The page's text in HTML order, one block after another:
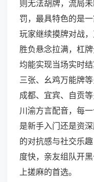
则无法胡牌，流局
罚，最具特色的是
玩家继续摸牌对战
胜负悬念拉满，杠
均能实现当场实时
三张、幺鸡万能牌
成都、宜宾、自贡
川渝方言配音，每
是新手入门还是资
的对抗感与社交乐
度快，亲友组队开
上搓麻的首选。